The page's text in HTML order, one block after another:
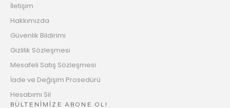
İletişim
Hakkımızda
Güvenlik Bildirimi
Gizlilik Sözleşmesi
Mesafeli Satış Sözleşmesi
İade ve Değişim Prosedürü
Hesabımı Sil
BÜLTENİMİZE ABONE OL!